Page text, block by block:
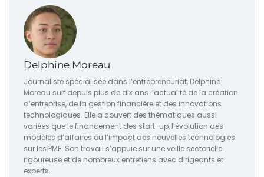
Delphine Moreau
Journaliste spécialisée dans l’entrepreneuriat, Delphine
Moreau suit depuis plus de dix ans l’actualité de la création
d’entreprise, de la gestion financière et des innovations
technologiques. Elle a couvert des thématiques aussi
variées que le financement des start-up, l’évolution des
modèles d’affaires ou l’impact des nouvelles technologies
sur les PME. Son travail s’appuie sur une veille sectorielle
rigoureuse et de nombreux entretiens avec dirigeants et
experts.